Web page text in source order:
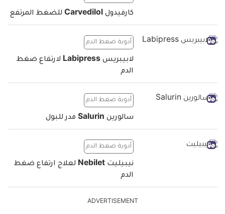
كارفيدول Carvedilol للضغط المرتفع
أدوية ضغط الدم
لابيبريس Labipress لارتفاع ضغط
الدم
أدوية ضغط الدم
سالورين Salurin مدر للبول
أدوية ضغط الدم
نيبيليت Nebilet لعلاج ارتفاع ضغط
الدم
ADVERTISEMENT